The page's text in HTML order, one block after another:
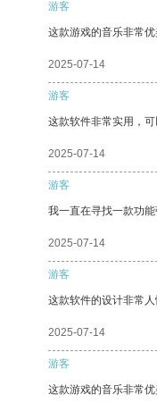
游客
这款游戏的音乐非常优
2025-07-14
游客
这款软件非常实用，
2025-07-14
游客
我一直在寻找一款功
2025-07-14
游客
这款软件的设计非常人
2025-07-14
游客
这款游戏的音乐非常优